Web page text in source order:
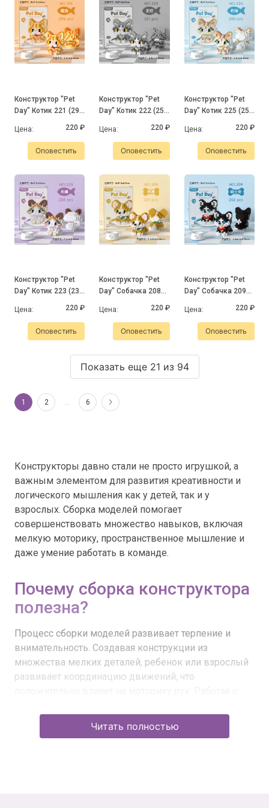
Конструктор "Pet
Day" Котик 221 (296
Цена:
220 ₽
Оповестить
Конструктор "Pet
Day" Котик 222 (251
Цена:
220 ₽
Оповестить
Конструктор "Pet
Day" Котик 225 (250
Цена:
220 ₽
Оповестить
Конструктор "Pet
Day" Котик 223 (235
Цена:
220 ₽
Оповестить
Конструктор "Pet
Day" Собачка 208
Цена:
220 ₽
Оповестить
Конструктор "Pet
Day" Собачка 209
Цена:
220 ₽
Оповестить
Показать еще 21 из 94
1 2 … 6
Конструкторы давно стали не просто игрушкой, а
важным элементом для развития креативности и
логического мышления как у детей, так и у
взрослых. Сборка моделей помогает
совершенствовать множество навыков, включая
мелкую моторику, пространственное мышление и
даже умение работать в команде.
Почему сборка конструктора
полезна?
Процесс сборки моделей развивает терпение и
внимательность. Создавая конструкции из
множества мелких деталей, ребенок или взрослый
развивает координацию движений, что
мышление и развивают воображение, а взрослые
получают интересный способ снять стресс и
Читать полностью